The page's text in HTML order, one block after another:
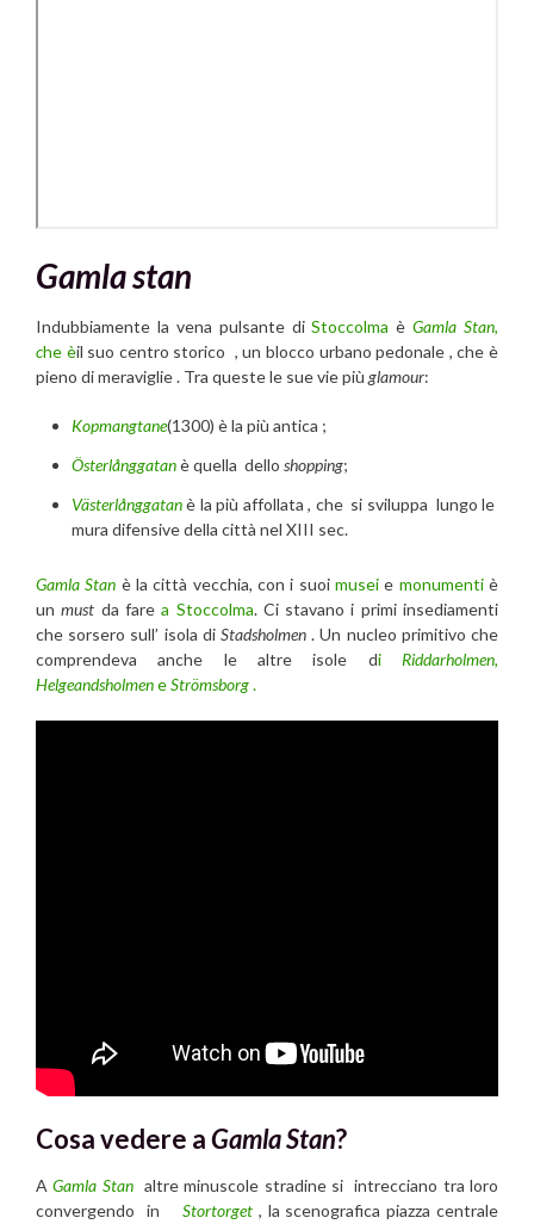
Gamla stan
Indubbiamente la vena pulsante diStoccolma èGamla Stan,
che èil suo centro storico , un blocco urbano pedonale , che è
pieno di meraviglie . Tra queste le sue vie più glamour:
Kopmangtane(1300) è la più antica ;
Österlånggatanè quella dello shopping;
Västerlånggatan è la più affollata , che si sviluppa lungo le
mura difensive della città nel XIII sec.
Gamla Stan è la città vecchia, con i suoimusei e monumentiè
un must da farea Stoccolma. Ci stavano i primi insediamenti
che sorsero sull’ isola di Stadsholmen. Un nucleo primitivo che
comprendeva anche le altre isole di Riddarholmen,
HelgeandsholmeneStrömsborg.
Cosa vedere aGamla Stan?
AGamla Stanaltre minuscole stradine si intrecciano tra loro
convergendo in
Stortorget , la scenografica piazza centrale